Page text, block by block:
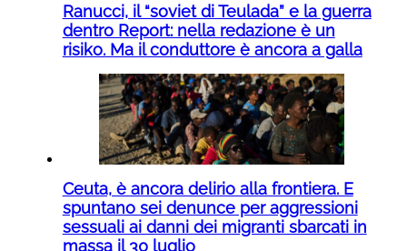
Ranucci, il “soviet di Teulada” e la guerra
dentro Report: nella redazione è un
risiko. Ma il conduttore è ancora a galla
Ceuta, è ancora delirio alla frontiera. E
spuntano sei denunce per aggressioni
sessuali ai danni dei migranti sbarcati in
massa il 30 luglio